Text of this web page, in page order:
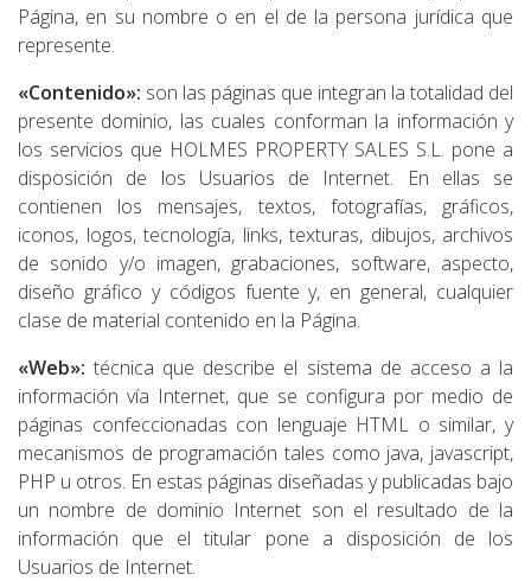
Página, en su nombre o en el de la persona jurídica que
represente.
«Contenido»: son las páginas que integran la totalidad del
presente dominio, las cuales conforman la información y
los servicios que HOLMES PROPERTY SALES S.L. pone a
disposición de los Usuarios de Internet. En ellas se
contienen los mensajes, textos, fotografías, gráficos,
iconos, logos, tecnología, links, texturas, dibujos, archivos
de sonido y/o imagen, grabaciones, software, aspecto,
diseño gráfico y códigos fuente y, en general, cualquier
clase de material contenido en la Página.
«Web»: técnica que describe el sistema de acceso a la
información vía Internet, que se configura por medio de
páginas confeccionadas con lenguaje HTML o similar, y
mecanismos de programación tales como java, javascript,
PHP u otros. En estas páginas diseñadas y publicadas bajo
un nombre de dominio Internet son el resultado de la
información que el titular pone a disposición de los
Usuarios de Internet.